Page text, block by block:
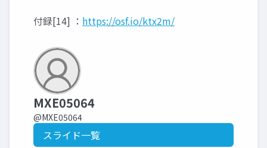
付録[14] ： https://osf.io/ktx2m/
MXE05064
@MXE05064
スライド一覧